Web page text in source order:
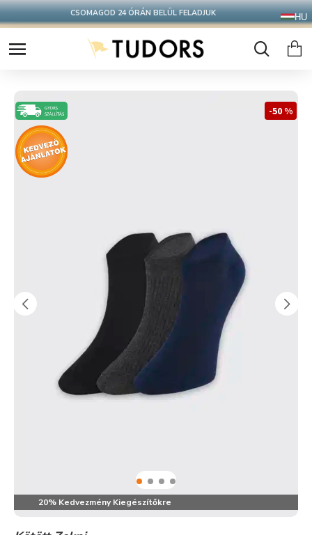
CSOMAGOD 24 ÓRÁN BELÜL FELADJUK HU
20% Kedvezmény Kiegészítőkre
-50 %